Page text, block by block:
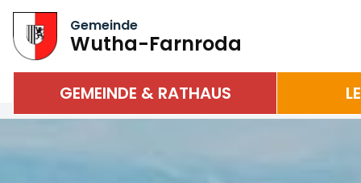
Gemeinde
Wutha-Farnroda
GEMEINDE & RATHAUS